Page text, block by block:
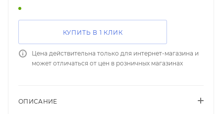
КУПИТЬ В 1 КЛИК
Цена действительна только для интернет-магазина и
может отличаться от цен в розничных магазинах
ОПИСАНИЕ